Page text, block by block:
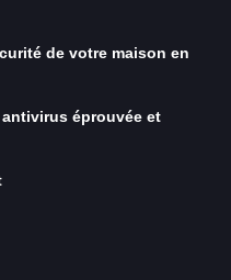
de votre maison en
éprouvée et